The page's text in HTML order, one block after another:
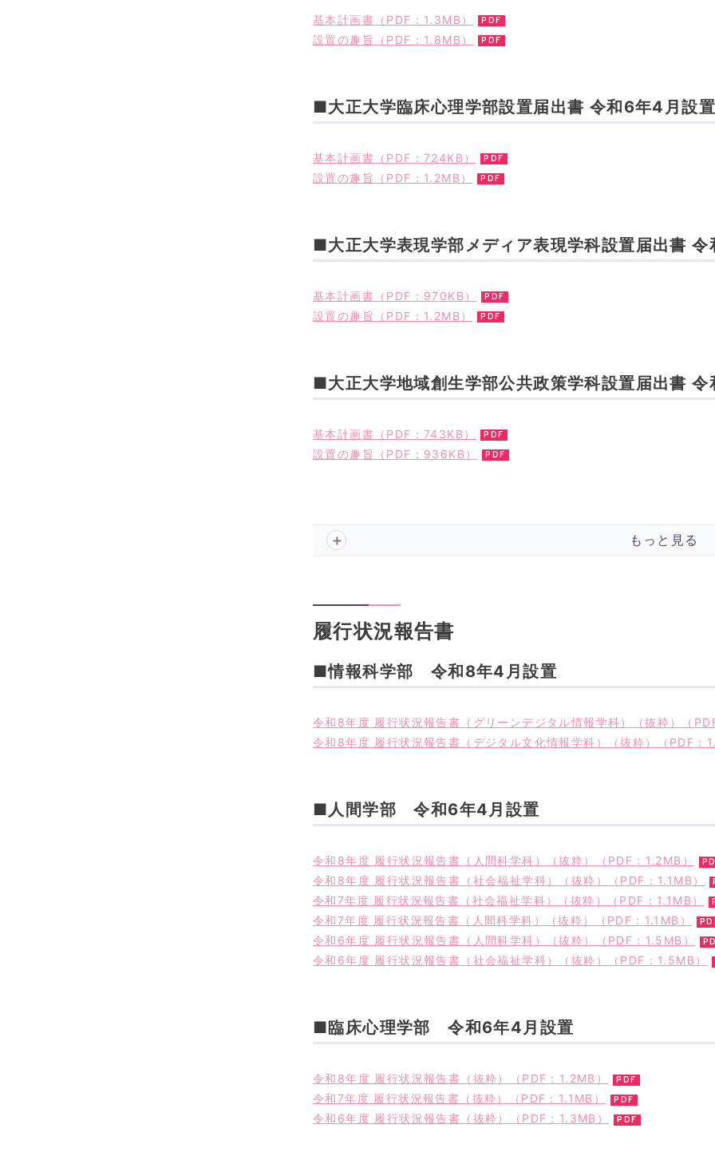
基本計画書（PDF：1.3MB）
設置の趣旨（PDF：1.8MB）
■大正大学臨床心理学部設置届出書 令和6年4月設置
基本計画書（PDF：724KB）
設置の趣旨（PDF：1.2MB）
■大正大学表現学部メディア表現学科設置届出書
基本計画書（PDF：970KB）
設置の趣旨（PDF：1.2MB）
■大正大学地域創生学部公共政策学科設置届出書
基本計画書（PDF：743KB）
設置の趣旨（PDF：936KB）
もっと見る
履行状況報告書
■情報科学部 令和8年4月設置
令和8年度 履行状況報告書（グリーンデジタル情報学科）（抜粋）（
令和8年度 履行状況報告書（デジタル文化情報学科）（抜粋）（PDF：
■人間学部 令和6年4月設置
令和8年度 履行状況報告書（人間科学科）（抜粋）（PDF：1.2MB）
令和8年度 履行状況報告書（社会福祉学科）（抜粋）（PDF：1.1MB）
令和7年度 履行状況報告書（社会福祉学科）（抜粋）（PDF：1.1MB）
令和7年度 履行状況報告書（人間科学科）（抜粋）（PDF：1.1MB）
令和6年度 履行状況報告書（人間科学科）（抜粋）（PDF：1.5MB）
令和6年度 履行状況報告書（社会福祉学科）（抜粋）（PDF：1.5MB）
■臨床心理学部 令和6年4月設置
令和8年度 履行状況報告書（抜粋）（PDF：1.2MB）
令和7年度 履行状況報告書（抜粋）（PDF：1.1MB）
令和6年度 履行状況報告書（抜粋）（PDF：1.3MB）